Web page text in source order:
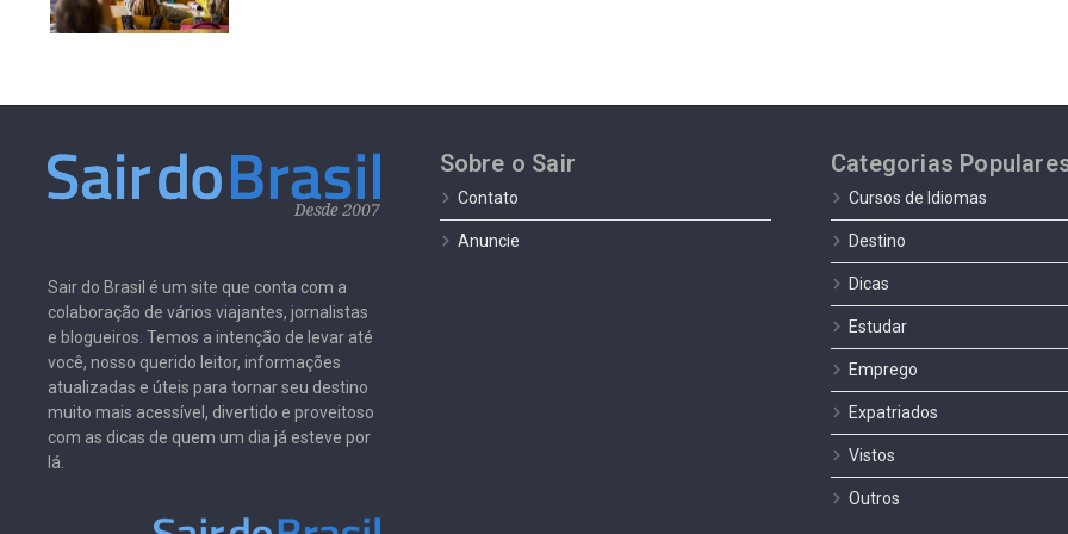
Sair do Brasil é um site que conta com a
colaboração de vários viajantes, jornalistas
e blogueiros. Temos a intenção de levar até
você, nosso querido leitor, informações
atualizadas e úteis para tornar seu destino
muito mais acessível, divertido e proveitoso
com as dicas de quem um dia já esteve por
lá.
Sobre o Sair
Contato
Anuncie
Categorias
Cursos de Idiomas
Destino
Dicas
Estudar
Emprego
Expatriados
Vistos
Outros